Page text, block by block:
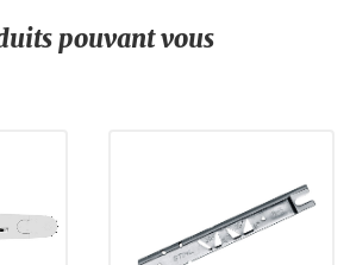
pouvant vous